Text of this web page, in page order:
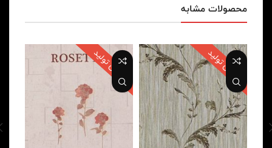
محصولات مشابه
پایان تولید پایان تولید